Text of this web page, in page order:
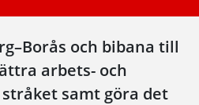
och bibana till
arbets- och
samt göra det